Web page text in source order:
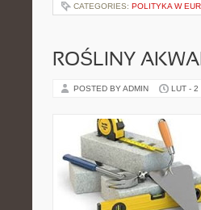
CATEGORIES: POLITYKA W
ROŚLINY
POSTED BY ADMIN LUT - 2